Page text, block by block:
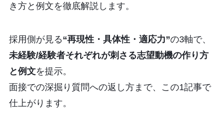
き方と例文を徹底解説します。
採用側が見る“再現性・具体性・適応力”の3軸で、
未経験/経験者それぞれが刺さる志望動機の作り方
と例文を提示。
面接での深掘り質問への返し方まで、この1記事で
仕上がります。